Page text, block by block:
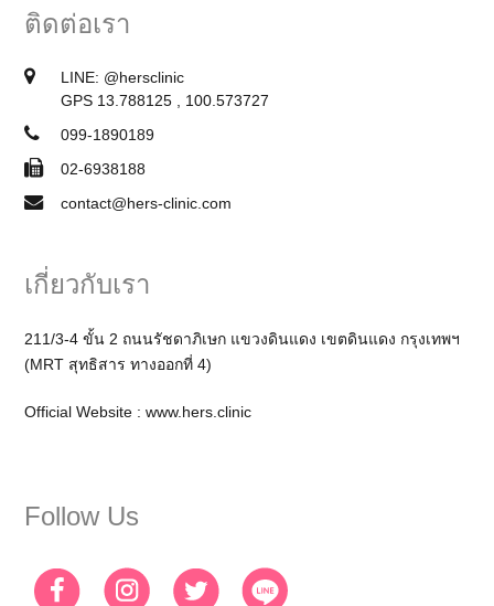
ติดต่อเรา
LINE: @hersclinic
GPS 13.788125 , 100.573727
099-1890189
02-6938188
contact@hers-clinic.com
เกี่ยวกับเรา
211/3-4 ขั้น 2 ถนนรัชดาภิเษก แขวงดินแดง เขตดินแดง กรุงเทพฯ
(MRT สุทธิสาร ทางออกที่ 4)
Official Website :www.hers.clinic
Follow Us